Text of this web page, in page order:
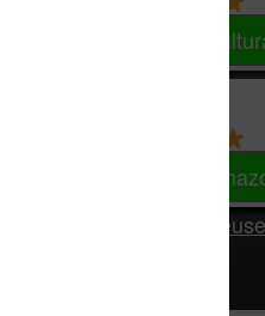
Voir sur
Voir sur
Les Meilleures